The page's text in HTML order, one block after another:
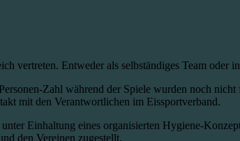
vertreten. Entweder als selbständiges Team oder
Zahl während der Spiele wurden noch
mit den Verantwortlichen im Eissportverband.
Einhaltung eines organisierten Hygiene-
den Vereinen zugestellt.